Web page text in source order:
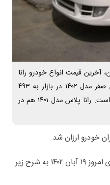
آخرین قیمت انواع خودرو رانا
برای امروز ۱۹ آبان ۱۴۰۲ به شرح زیر است. قیمت رانا پلاس صفر مدل ۱۴۰۲ در بازار به ۴۹۳
میلیون تومان رسید این خودرو ۴ میلیون تومان ارزان شده است. رانا پلاس مدل ۱۴۰۱ هم در
به گزارش اقتصادآنلاین، آخرین قیمت انواع خودرو رانا برای امروز ۱۹ آبان ۱۴۰۲ به شرح زیر